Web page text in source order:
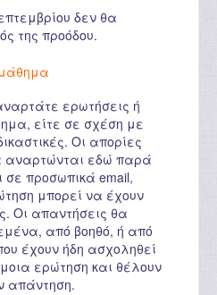
δεν θα
της προόδου.
μάθημα
ερωτήσεις ή
είτε σε σχέση με
Οι απορίες
αναρτώνται εδώ παρά
προσωπικά email,
μπορεί να έχουν
Οι απαντήσεις θα
από βοηθό, ή από
έχουν ήδη ασχοληθεί
ερώτηση και θέλουν
απάντηση.